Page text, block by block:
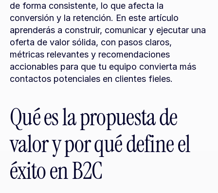
de forma consistente, lo que afecta la
conversión y la retención. En este artículo
aprenderás a construir, comunicar y ejecutar una
oferta de valor sólida, con pasos claros,
métricas relevantes y recomendaciones
accionables para que tu equipo convierta más
contactos potenciales en clientes fieles.
Qué es la propuesta de
valor y por qué define el
éxito en B2C